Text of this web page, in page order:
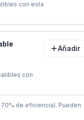
con esta
con
Añadir
de eficiencia). Pueden